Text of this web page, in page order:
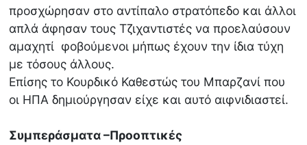
προσχώρησαν στο αντίπαλο στρατόπεδο και άλλοι
απλά άφησαν τους Τζιχαντιστές να προελαύσουν
αμαχητί φοβούμενοι μήπως έχουν την ίδια τύχη
με τόσους άλλους.
Επίσης το Κουρδικό Καθεστώς του Μπαρζανί που
οι ΗΠΑ δημιούργησαν είχε και αυτό αιφνιδιαστεί.
Συμπεράσματα –Προοπτικές